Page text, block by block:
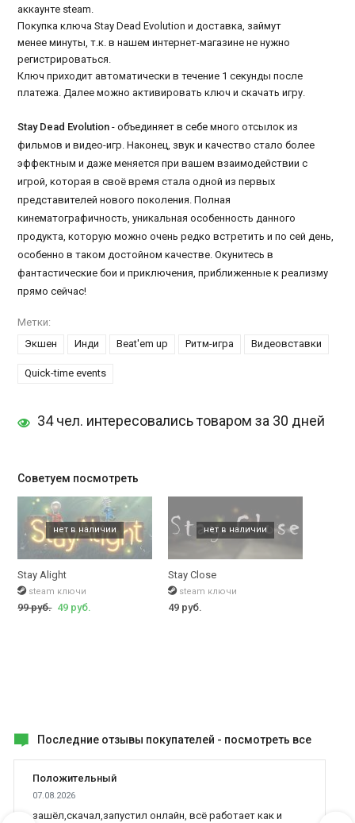
аккаунте steam.
Покупка ключа Stay Dead Evolution и доставка, займут
менее минуты, т.к. в нашем интернет-магазине не нужно
регистрироваться.
Ключ приходит автоматически в течение 1 секунды после
платежа. Далее можно активировать ключ и скачать игру.
Stay Dead Evolution - объединяет в себе много отсылок из
фильмов и видео-игр. Наконец, звук и качество стало более
эффектным и даже меняется при вашем взаимодействии с
игрой, которая в своё время стала одной из первых
представителей нового поколения. Полная
кинематографичность, уникальная особенность данного
продукта, которую можно очень редко встретить и по сей день,
особенно в таком достойном качестве. Окунитесь в
фантастические бои и приключения, приближенные к реализму
прямо сейчас!
Метки:
Экшен
Инди Beat'em up Ритм-игра Видеовставки
Quick-time events
34 чел. интересовались товаром за 30 дней
Советуем посмотреть
Stay Alight
steam ключи
99 руб. 49 руб.
Stay Close
steam ключи
49 руб.
Последние отзывы покупателей - посмотреть все
Положительный
07.08.2026
зашёл,скачал,запустил онлайн, всё работает как и